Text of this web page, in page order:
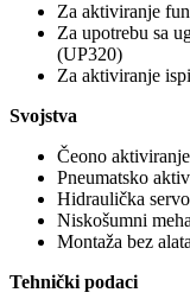
Za aktiviranje
Za upotrebu sa
(UP320)
Za aktiviranje
Svojstva
Čeono aktiviranje
Pneumatsko
Hidraulička
Niskošumni
Montaža bez alata
Tehnički podaci